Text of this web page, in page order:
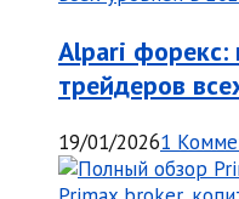
Alpari
трейдеров
19/01/20261